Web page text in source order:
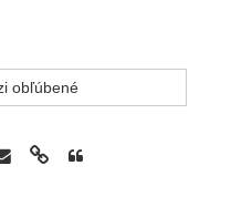
obľúbené